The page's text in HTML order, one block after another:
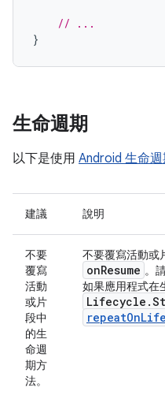
// ...
}
生命週期
以下是使用 Android 生命週
建議 說明
不要
覆寫
活動
或片
段中
的生
命週
期方
法。
不要覆寫活動或
onResume 。
如果應用程式在